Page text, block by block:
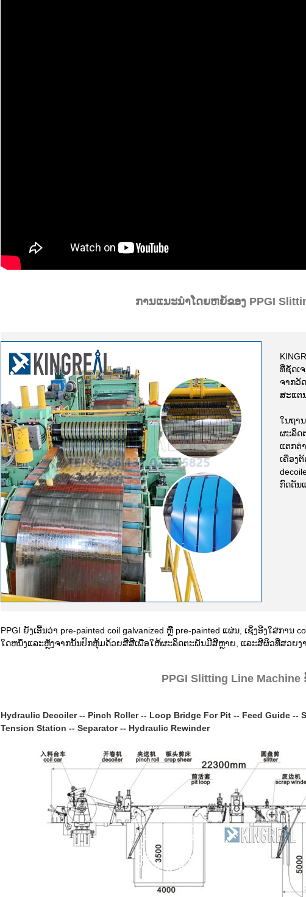
ການແນະນໍາໂດຍຫຍໍ້ຂອງ PPGI
ທີ່ຊັດເ
ຈາກວັ
ສະແຕ
ໃນຖາ
ຜະລິດ
ແຕກຕ່
ເຄື່ອງ
ກົດດັນ
PPGI ຍັງເອີ້ນວ່າ pre-painted coil galvanized ຫຼື pre-painted ແຜ່ນ, ເຊິ່ງອີງໃສ່ກາ
ໃດຫນຶ່ງແລະຫຼັງຈາກນັ້ນປົກຫຸ້ມດ້ວຍສີສີເພື່ອໃຫ້ຜະລິດຕະພັນມີສີຫຼາຍ, ແລະສີຜິວທີ່ສວຍງາ
PPGI Slitting Line
Hydraulic Decoiler -- Pinch Roller -- Loop Bridge For Pit -- Feed Guide
Tension Station -- Separator -- Hydraulic Rewinder